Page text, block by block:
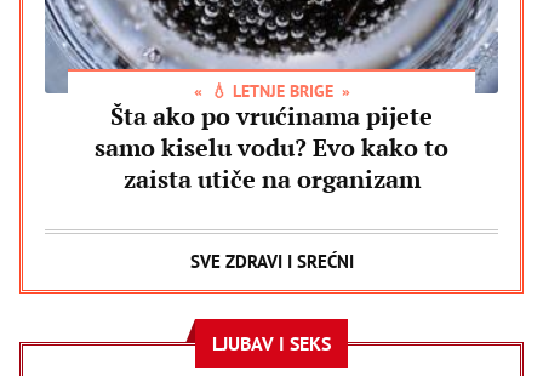
💧 LETNJE BRIGE
Šta ako po vrućinama pijete
samo kiselu vodu? Evo kako to
zaista utiče na organizam
SVE ZDRAVI I SREĆNI
LJUBAV I SEKS